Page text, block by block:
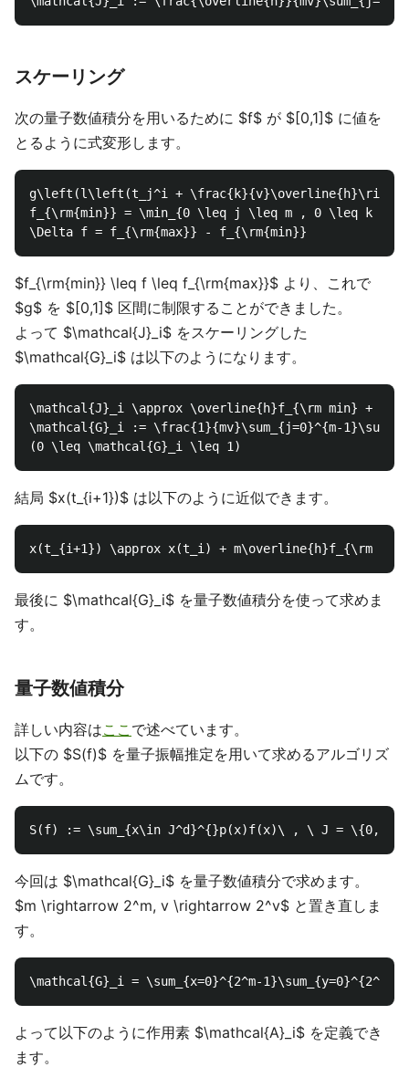
スケーリング
次の量子数値積分を用いるために $f$ が $[0,1]$ に値を
とるように式変形します。
g\left(l\left(t_j^i +
f_{\rm{min}} = \min_{0 \leq j \leq m , 0 \leq
$f_{\rm{min}} \leq f \leq f_{\rm{max}}$ より、これで
$g$ を $[0,1]$ 区間に制限することができました。
よって $\mathcal{J}_i$ をスケーリングした
$\mathcal{G}_i$ は以下のようになります。
\mathcal{J}_i \approx \overline{h}f_{\rm min} +
\mathcal{G}_i := \frac{1}{mv}\sum_{j=0}^{m-
結局 $x(t_{i+1})$ は以下のように近似できます。
最後に $\mathcal{G}_i$ を量子数値積分を使って求めま
す。
量子数値積分
詳しい内容はここ で述べています。
以下の $S(f)$ を量子振幅推定を用いて求めるアルゴリズ
ムです。
今回は $\mathcal{G}_i$ を量子数値積分で求めます。
$m \rightarrow 2^m, v \rightarrow 2^v$ と置き直しま
す。
よって以下のように作用素 $\mathcal{A}_i$ を定義でき
ます。